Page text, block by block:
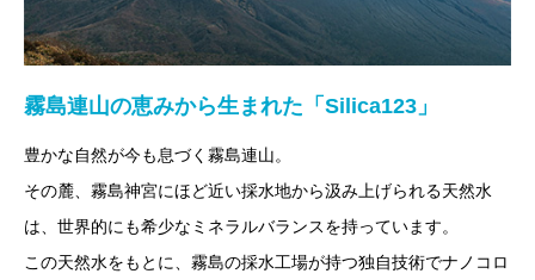
霧島連山の恵みから生まれた「Silica123」
豊かな自然が今も息づく霧島連山。
その麓、霧島神宮にほど近い採水地から汲み上げられる天然水
は、世界的にも希少なミネラルバランスを持っています。
この天然水をもとに、霧島の採水工場が持つ独自技術でナノコロ